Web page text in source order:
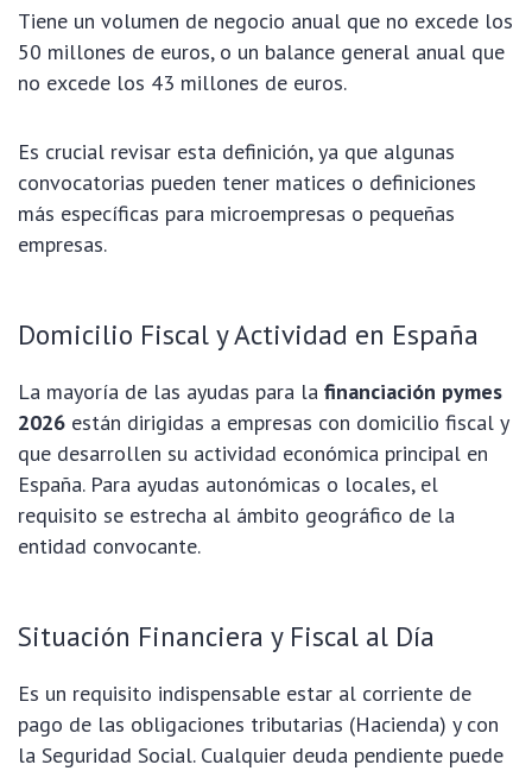
Tiene un volumen de negocio anual que no excede los
50 millones de euros, o un balance general anual que
no excede los 43 millones de euros.
Es crucial revisar esta definición, ya que algunas
convocatorias pueden tener matices o definiciones
más específicas para microempresas o pequeñas
empresas.
Domicilio Fiscal y Actividad en España
La mayoría de las ayudas para la financiación pymes
2026 están dirigidas a empresas con domicilio fiscal y
que desarrollen su actividad económica principal en
España. Para ayudas autonómicas o locales, el
requisito se estrecha al ámbito geográfico de la
entidad convocante.
Situación Financiera y Fiscal al Día
Es un requisito indispensable estar al corriente de
pago de las obligaciones tributarias (Hacienda) y con
la Seguridad Social. Cualquier deuda pendiente puede